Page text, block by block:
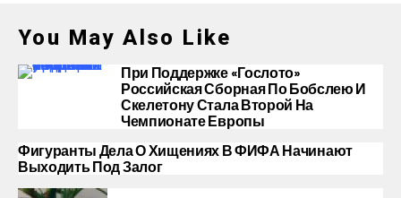
You May Also Like
При Поддержке «Гослото»
Российская Сборная По Бобслею И
Скелетону Стала Второй На
Чемпионате Европы
Фигуранты Дела О Хищениях В ФИФА Начинают
Выходить Под Залог